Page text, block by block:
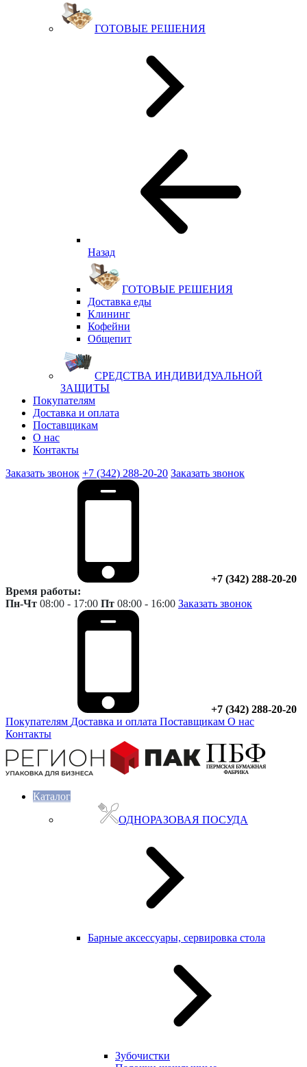
ГОТОВЫЕ РЕШЕНИЯ
Назад
ГОТОВЫЕ РЕШЕНИЯ
Доставка еды
Клининг
Кофейни
Общепит
СРЕДСТВА ИНДИВИДУАЛЬНОЙ
ЗАЩИТЫ
Покупателям
Доставка и оплата
Поставщикам
О нас
Контакты
Заказать звонок +7 (342) 288-20-20 Заказать звонок
+7 (342) 288-20-20
Время работы:
Пн-Чт 08:00 - 17:00 Пт 08:00 - 16:00 Заказать звонок
+7 (342) 288-20-20
Покупателям Доставка и оплата Поставщикам О нас
Контакты
Каталог
ОДНОРАЗОВАЯ ПОСУДА
Барные аксессуары, сервировка стола
Зубочистки